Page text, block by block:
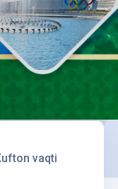
vaqti